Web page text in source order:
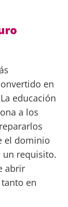
en
educación
a los
el dominio
un requisito.
abrir
en